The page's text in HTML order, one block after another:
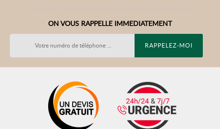
ON VOUS RAPPELLE IMMEDIATEMENT